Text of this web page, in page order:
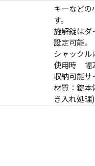
キーなどの
す。
施解錠はダ
設定可能。
シャック
使用時 幅
収納可能
材質：錠
き入れ処理)